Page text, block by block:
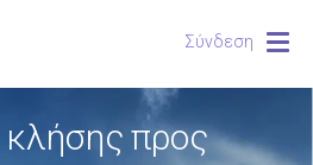
Σύνδεση
προς